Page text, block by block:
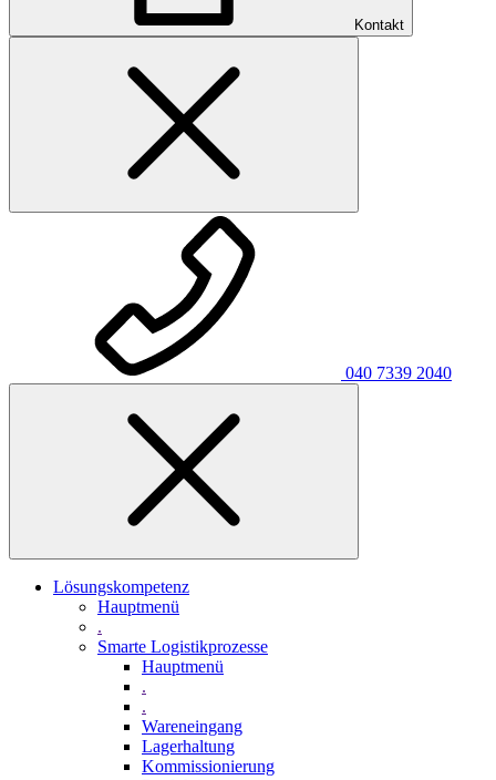
Kontakt
040 7339 2040
Lösungskompetenz
Hauptmenü
.
Smarte Logistikprozesse
Hauptmenü
.
.
Wareneingang
Lagerhaltung
Kommissionierung